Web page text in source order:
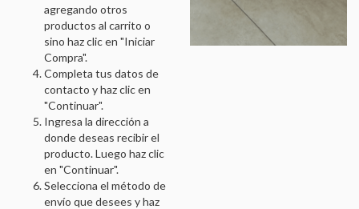
CONTACTO
CÓMO COMPRAR
ESTUDIO
ENVIOS
MEDIOS DE PAGO
CREAR CUENTA
INICIAR SESIÓN
agregando otros
productos al carrito o
sino haz clic en "Iniciar
Compra".
Completa tus datos de
contacto y haz clic en
"Continuar".
Ingresa la dirección a
donde deseas recibir el
producto. Luego haz clic
en "Continuar".
Selecciona el método de
envío que desees y haz